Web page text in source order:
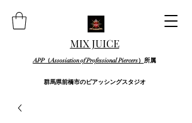
MIX JUICE
APP（Assosiation of Professional Piercers） 所属
群馬県前橋市のピアッシングスタジオ